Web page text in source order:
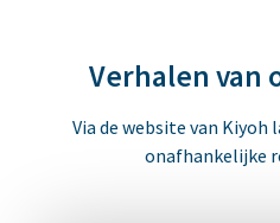
Verhalen van
Via de website van
onafhankelijke